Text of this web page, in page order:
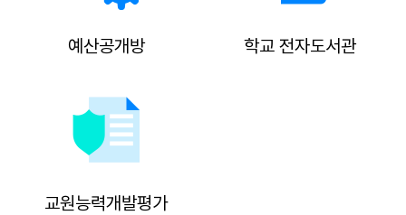
예산공개방 학교 전자도서관
교원능력개발평가